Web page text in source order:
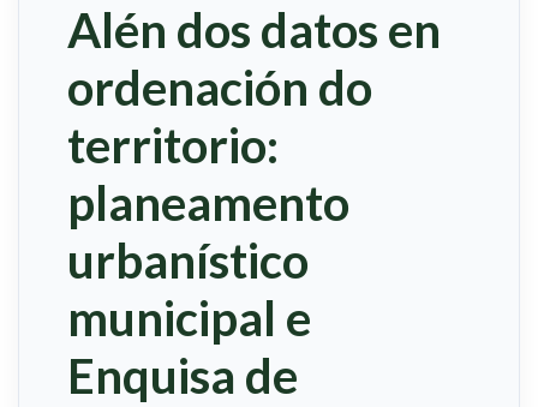
Alén dos datos en
ordenación do
territorio:
planeamento
urbanístico
municipal e
Enquisa de